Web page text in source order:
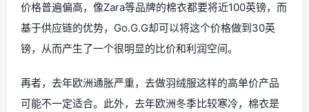
价格普遍偏高，像Zara等品牌的棉衣都要将近100英镑，而
基于供应链的优势，Go.G.G却可以将这个价格做到30英
镑，从而产生了一个很明显的比价和利润空间。
再者，去年欧洲通胀严重，去做羽绒服这样的高单价产品
可能不一定适合。此外，去年欧洲冬季比较寒冷，棉衣是